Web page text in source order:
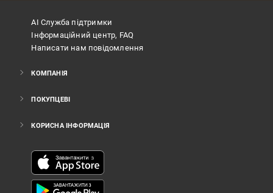
АІ Служба підтримки
Інформаційний центр, FAQ
Написати нам повідомлення
КОМПАНІЯ
ПОКУПЦЕВІ
КОРИСНА ІНФОРМАЦІЯ